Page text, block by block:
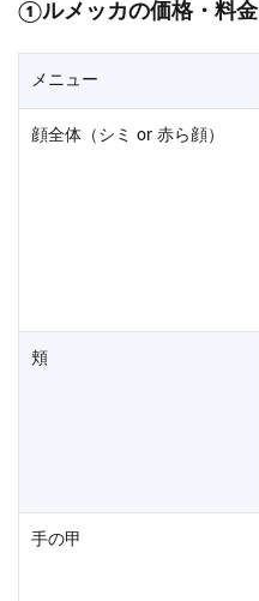
①ルメッカの価格・料金
メニュー
顔全体（シミ or 赤ら顔）
頬
手の甲